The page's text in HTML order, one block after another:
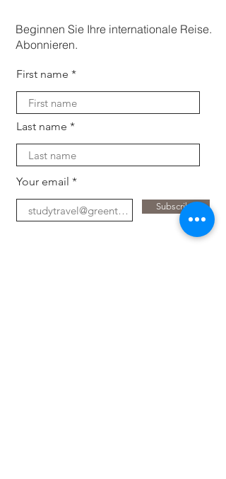
Beginnen Sie Ihre internationale Reise.
Abonnieren.
First name
Last name
Your email
Subscribe